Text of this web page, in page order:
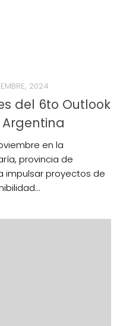
2024
del 6to Outlook
en la
provincia de
impulsar proyectos de